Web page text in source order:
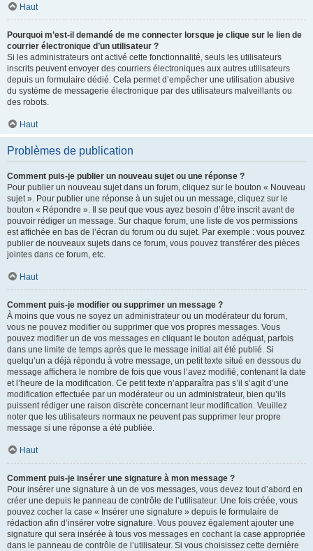
Haut
Pourquoi m’est-il demandé de me connecter lorsque je clique sur le lien de
courrier électronique d’un utilisateur ?
Si les administrateurs ont activé cette fonctionnalité, seuls les utilisateurs
inscrits peuvent envoyer des courriers électroniques aux autres utilisateurs
depuis un formulaire dédié. Cela permet d’empêcher une utilisation abusive
du système de messagerie électronique par des utilisateurs malveillants ou
des robots.
Haut
Problèmes de publication
Comment puis-je publier un nouveau sujet ou une réponse ?
Pour publier un nouveau sujet dans un forum, cliquez sur le bouton « Nouveau
sujet ». Pour publier une réponse à un sujet ou un message, cliquez sur le
bouton « Répondre ». Il se peut que vous ayez besoin d’être inscrit avant de
pouvoir rédiger un message. Sur chaque forum, une liste de vos permissions
est affichée en bas de l’écran du forum ou du sujet. Par exemple : vous pouvez
publier de nouveaux sujets dans ce forum, vous pouvez transférer des pièces
jointes dans ce forum, etc.
Haut
Comment puis-je modifier ou supprimer un message ?
À moins que vous ne soyez un administrateur ou un modérateur du forum,
vous ne pouvez modifier ou supprimer que vos propres messages. Vous
pouvez modifier un de vos messages en cliquant le bouton adéquat, parfois
dans une limite de temps après que le message initial ait été publié. Si
quelqu’un a déjà répondu à votre message, un petit texte situé en dessous du
message affichera le nombre de fois que vous l’avez modifié, contenant la date
et l’heure de la modification. Ce petit texte n’apparaîtra pas s’il s’agit d’une
modification effectuée par un modérateur ou un administrateur, bien qu’ils
puissent rédiger une raison discrète concernant leur modification. Veuillez
noter que les utilisateurs normaux ne peuvent pas supprimer leur propre
message si une réponse a été publiée.
Haut
Comment puis-je insérer une signature à mon message ?
Pour insérer une signature à un de vos messages, vous devez tout d’abord en
créer une depuis le panneau de contrôle de l’utilisateur. Une fois créée, vous
pouvez cocher la case « Insérer une signature » depuis le formulaire de
rédaction afin d’insérer votre signature. Vous pouvez également ajouter une
signature qui sera insérée à tous vos messages en cochant la case appropriée
dans le panneau de contrôle de l’utilisateur. Si vous choisissez cette dernière